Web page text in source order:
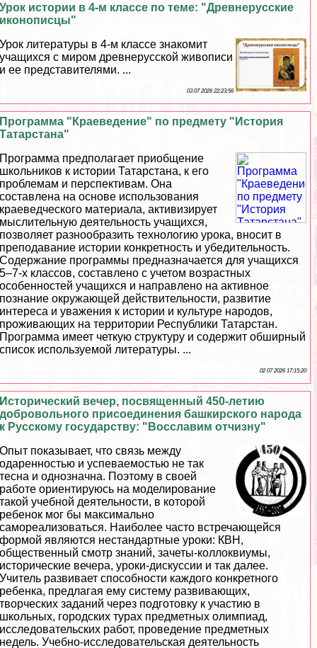
Урок истории в 4-м классе по теме: "Древнерусские
иконописцы"
Урок литературы в 4-м классе знакомит
учащихся с миром древнерусской живописи
и ее представителями. ...
03 07 2026 22:23:56
Программа "Краеведение" по предмету "История
Татарстана"
Программа предполагает приобщение
школьников к истории Татарстана, к его
проблемам и перспективам. Она
составлена на основе использования
краеведческого материала, активизирует
мыслительную деятельность учащихся,
позволяет разнообразить технологию урока, вносит в
преподавание истории конкретность и убедительность.
Содержание программы предназначается для учащихся
5–7-х классов, составлено с учетом возрастных
особенностей учащихся и направлено на активное
познание окружающей действительности, развитие
интереса и уважения к истории и культуре народов,
проживающих на территории Республики Татарстан.
Программа имеет четкую структуру и содержит обширный
список используемой литературы. ...
02 07 2026 17:15:20
Исторический вечер, посвященный 450-летию
добровольного присоединения башкирского народа
к Русскому государству: "Восславим отчизну"
Опыт показывает, что связь между
одаренностью и успеваемостью не так
тесна и однозначна. Поэтому в своей
работе ориентируюсь на моделирование
такой учебной деятельности, в которой
ребенок мог бы максимально
самореализоваться. Наиболее часто встречающейся
формой являются нестандартные уроки: КВН,
общественный смотр знаний, зачеты-коллоквиумы,
исторические вечера, уроки-дискуссии и так далее.
Учитель развивает способности каждого конкретного
ребенка, предлагая ему систему развивающих,
творческих заданий через подготовку к участию в
школьных, городских турах предметных олимпиад,
исследовательских работ, проведение предметных
недель. Учебно-исследовательская деятельность